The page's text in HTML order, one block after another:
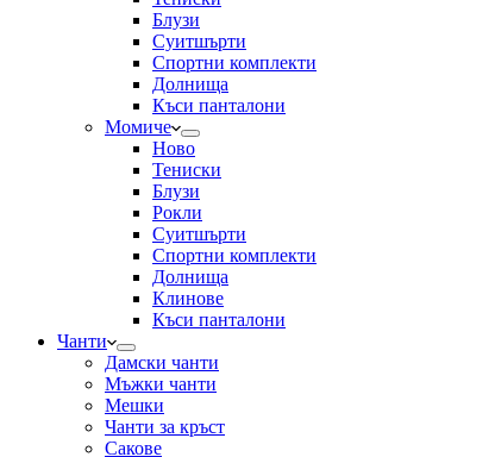
Блузи
Суитшърти
Спортни комплекти
Долнища
Къси панталони
Момиче
Ново
Тениски
Блузи
Рокли
Суитшърти
Спортни комплекти
Долнища
Клинове
Къси панталони
Чанти
Дамски чанти
Мъжки чанти
Мешки
Чанти за кръст
Сакове